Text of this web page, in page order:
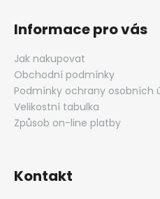
Informace pro vás
Jak nakupovat
Obchodní podmínky
Podmínky ochrany osobních
Velikostní tabulka
Způsob on-line platby
Kontakt